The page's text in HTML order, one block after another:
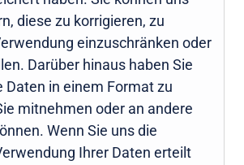
diese zu korrigieren, zu
einzuschränken oder
Darüber hinaus haben Sie
Daten in einem Format zu
mitnehmen oder an andere
Wenn Sie uns die
Ihrer Daten erteilt